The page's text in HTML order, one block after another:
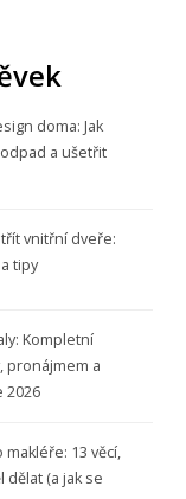
doma: Jak
a ušetřit
vnitřní dveře:
tipy
Kompletní
pronájmem a
2026
makléře: 13 věcí,
dělat (a jak se